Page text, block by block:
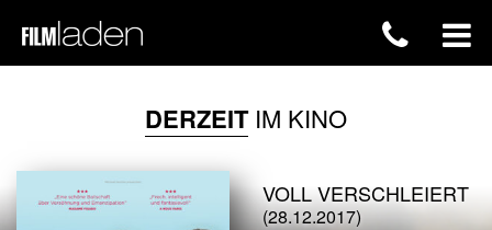
DERZEITIM KINO
VOLL VERSCHLEIERT
(28.12.2017)